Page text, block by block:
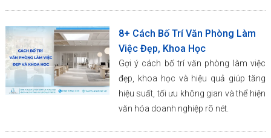
8+ Cách Bố Trí Văn Phòng Làm
Việc Đẹp, Khoa Học
Gợi ý cách bố trí văn phòng làm việc
đẹp, khoa học và hiệu quả giúp tăng
hiệu suất, tối ưu không gian và thể hiện
văn hóa doanh nghiệp rõ nét.